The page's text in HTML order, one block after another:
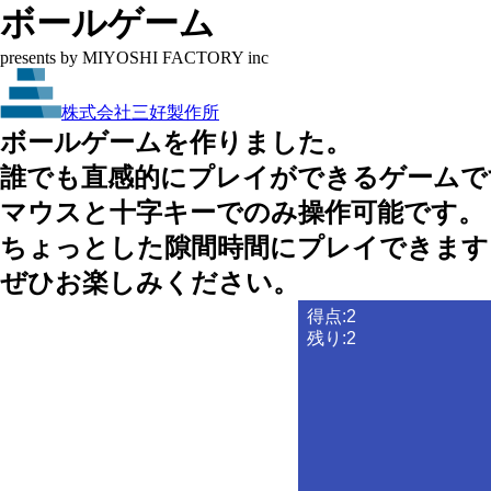
ボールゲーム
presents by MIYOSHI FACTORY inc
株式会社三好製作所
ボールゲームを作りました。
誰でも直感的にプレイができるゲーム
マウスと十字キーでのみ操作可能です。
ちょっとした隙間時間にプレイできま
ぜひお楽しみください。